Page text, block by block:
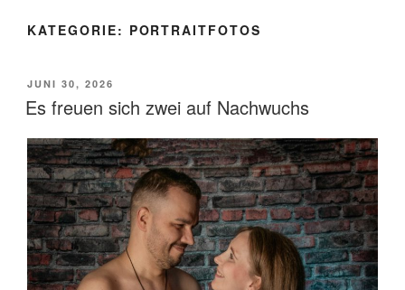
KATEGORIE: PORTRAITFOTOS
VERÖFFENTLICHT
AM
JUNI 30, 2026
Es freuen sich zwei auf Nachwuchs